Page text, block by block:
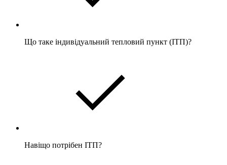
Що таке індивідуальний тепловий пункт (ІТП)?
Навіщо потрібен ІТП?